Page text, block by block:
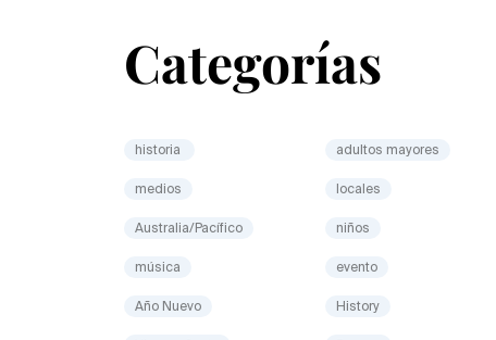
Categorías
historia adultos mayores
medios locales
Australia/Pacífico niños
música evento
Año Nuevo History